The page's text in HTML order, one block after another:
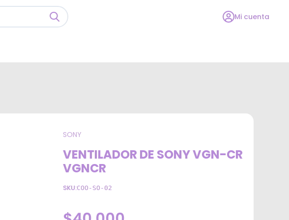
Mi cuenta
SONY
VENTILADOR DE SONY VGN-CR
VGNCR
SKU:COO-SO-02